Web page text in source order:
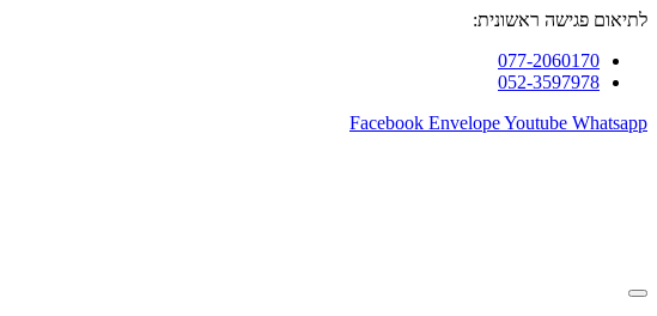
לתיאום פגישה ראשונית:
077-2060170
052-3597978
Facebook EnvelopeYoutube Whatsapp